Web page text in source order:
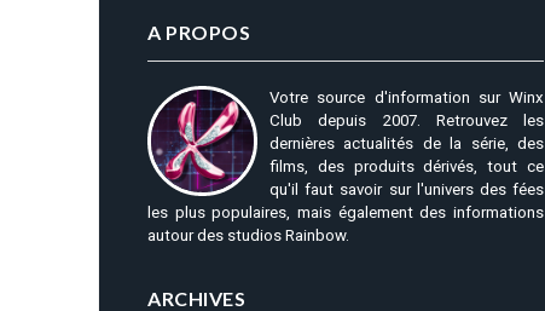
A PROPOS
Votre source d'information sur Winx
Club depuis 2007. Retrouvez les
dernières actualités de la série, des
films, des produits dérivés, tout ce
qu'il faut savoir sur l'univers des fées
les plus populaires, mais également des informations
autour des studios Rainbow.
ARCHIVES